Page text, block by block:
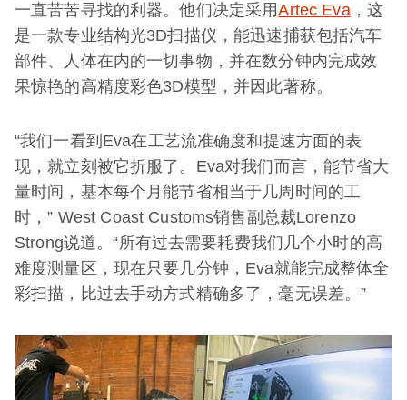
一直苦苦寻找的利器。他们决定采用Artec Eva，这
是一款专业结构光3D扫描仪，能迅速捕获包括汽车
部件、人体在内的一切事物，并在数分钟内完成效
果惊艳的高精度彩色3D模型，并因此著称。
“我们一看到Eva在工艺流准确度和提速方面的表
现，就立刻被它折服了。Eva对我们而言，能节省大
量时间，基本每个月能节省相当于几周时间的工
时，” West Coast Customs销售副总裁Lorenzo
Strong说道。“所有过去需要耗费我们几个小时的高
难度测量区，现在只要几分钟，Eva就能完成整体全
彩扫描，比过去手动方式精确多了，毫无误差。”